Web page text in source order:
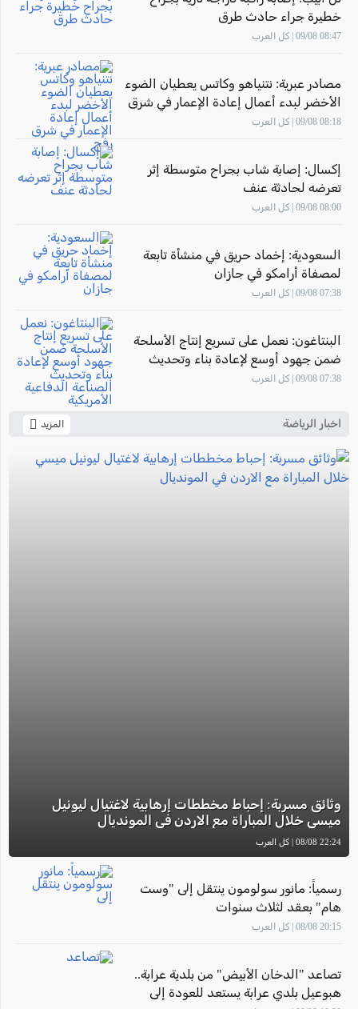
خطيرة جراء حادث طرق
08:47 09/08 | كل العرب
مصادر عبرية: نتنياهو وكاتس يعطيان الضوء
الأخضر لبدء أعمال إعادة الإعمار في شرق
رفح
08:18 09/08 | كل العرب
إكسال: إصابة شاب بجراح متوسطة إثر
تعرضه لحادثة عنف
08:00 09/08 | كل العرب
السعودية: إخماد حريق في منشأة تابعة
لمصفاة أرامكو في جازان
07:38 09/08 | كل العرب
البنتاغون: نعمل على تسريع إنتاج الأسلحة
ضمن جهود أوسع لإعادة بناء وتحديث
الصناعة الدفاعية الأمريكية
07:38 09/08 | كل العرب
اخبار الرياضة المزيد
وثائق مسربة: إحباط مخططات إرهابية لاغتيال ليونيل
ميسي خلال المباراة مع الاردن في المونديال
22:24 08/08 | كل العرب
رسمياً: مانور سولومون ينتقل إلى "وست
هام" بعقد لثلاث سنوات
20:15 08/08 | كل العرب
تصاعد "الدخان الأبيض" من بلدية عرابة..
هبوعيل بلدي عرابة يستعد للعودة إلى